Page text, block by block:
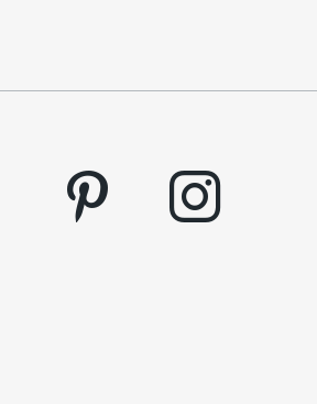
pinterest instagram